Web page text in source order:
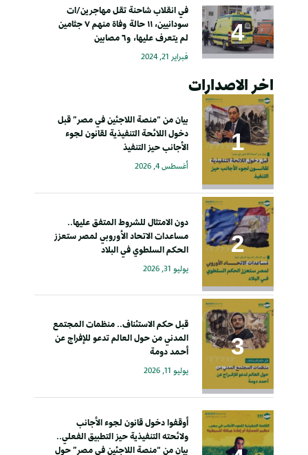
في انقلاب شاحنة تقل مهاجرين/ات
سودانيين، ١١ حالة وفاة منهم ٧ جثامين
لم يتعرف عليها، و٦ مصابين
فبراير 21, 2024
اخر الاصدارات
بيان من “منصة اللاجئين في مصر” قبل
دخول اللائحة التنفيذية لقانون لجوء
الأجانب حيز التنفيذ
أغسطس 4, 2026
دون الامتثال للشروط المتفق عليها..
مساعدات الاتحاد الأوروبي لمصر ستعزز
الحكم السلطوي في البلاد
يوليو 31, 2026
قبل حكم الاستئناف.. منظمات المجتمع
المدني من حول العالم تدعو للإفراج عن
أحمد دومة
يوليو 11, 2026
أوقفوا دخول قانون لجوء الأجانب
ولائحته التنفيذية حيز التطبيق الفعلي..
بيان من “منصة اللاجئين في مصر” حول